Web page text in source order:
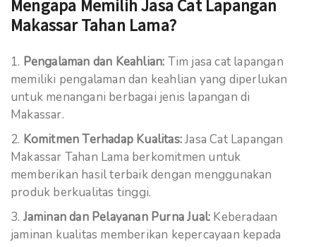
Mengapa Memilih Jasa Cat Lapangan
Makassar Tahan Lama?
Pengalaman dan Keahlian: Tim jasa cat lapangan
memiliki pengalaman dan keahlian yang diperlukan
untuk menangani berbagai jenis lapangan di
Makassar.
Komitmen Terhadap Kualitas:Jasa Cat Lapangan
Makassar Tahan Lama berkomitmen untuk
memberikan hasil terbaik dengan menggunakan
produk berkualitas tinggi.
Jaminan dan Pelayanan Purna Jual: Keberadaan
jaminan kualitas memberikan kepercayaan kepada